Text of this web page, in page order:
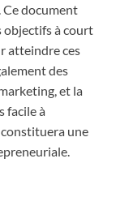
Ce document
objectifs à court
atteindre ces
des
et la
facile à
une